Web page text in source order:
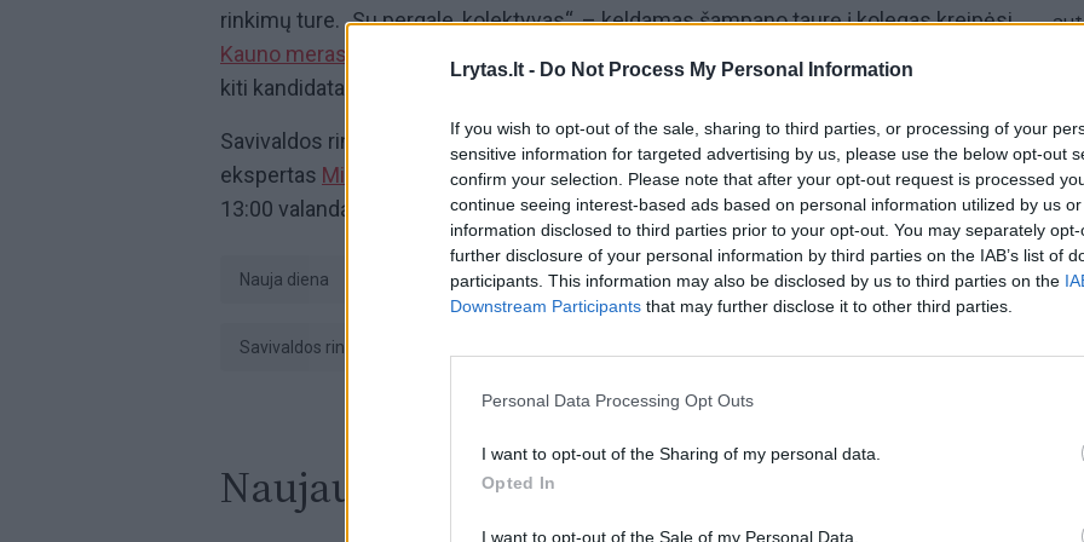
Lrytas.lt - Do Not Process My Personal Information
If you wish to opt-out of the sale, sharing to third parties, or processing of your
sensitive information for targeted advertising by us, please use the below opt-out
confirm your selection. Please note that after your opt-out request is processed
continue seeing interest-based ads based on personal information utilized by us
information disclosed to third parties prior to your opt-out. You may separately
further disclosure of your personal information by third parties on the IAB’s list of
participants. This information may also be disclosed by us to third parties on the
Downstream Participants that may further disclose it to other third parties.
Personal Data Processing Opt Outs
I want to opt-out of the Sharing of my personal data.
Opted In
I want to opt-out of the Sale of my Personal Data.
rinkimų ture. „Su pergale, kolektyvas“, – keldamas šampano taurę į kolegas kreipėsi
Kauno meras.
kiti kandidatai į Laikinosios sostinės merus.
Savivaldos rinkimų rezultatus aptarė ir savo įžvalgomis dalijosi komunikacijos
ekspertas Mindaugas Lapinskas.Laidą„Nauja diena“žiūrėkite kiekvieną darbo dieną
13:00 valandą per „Lietuvos ryto“ televiziją.
Nauja diena Mindaugas Lapinskas Kauno meras Visvaldas Matijošaitis
savivaldos rinkimai
Naujausi įrašai